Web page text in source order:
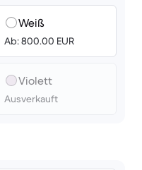
Weiß
Ab: 800.00 EUR
Violett
Ausverkauft